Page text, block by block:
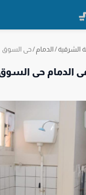
الشرقية/الدمام /حي السوق
في الدمام حي